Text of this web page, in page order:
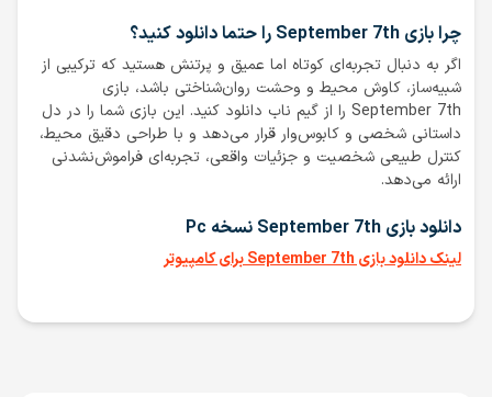
چرا بازی September 7th را حتما دانلود کنید؟
اگر به دنبال تجربه‌ای کوتاه اما عمیق و پرتنش هستید که ترکیبی از
شبیه‌ساز، کاوش محیط و وحشت روان‌شناختی باشد، بازی
September 7th را از گیم ناب دانلود کنید. این بازی شما را در دل
داستانی شخصی و کابوس‌وار قرار می‌دهد و با طراحی دقیق محیط،
کنترل طبیعی شخصیت و جزئیات واقعی، تجربه‌ای فراموش‌نشدنی
ارائه می‌دهد.
دانلود بازی September 7th نسخه Pc
لینک دانلود بازی September 7th برای کامپیوتر